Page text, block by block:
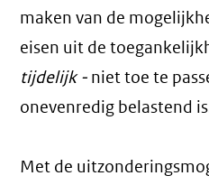
maken van de
eisen uit de
tijdelijk - niet toe te
onevenredig belastend
Met de